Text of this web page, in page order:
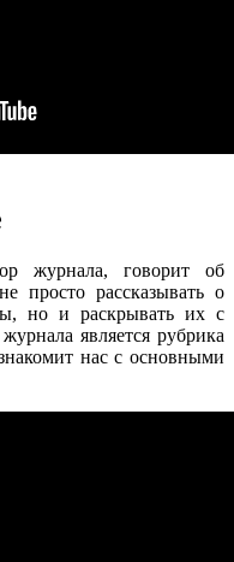
журнала, говорит об
просто рассказывать о
но и раскрывать их с
является рубрика
нас с основными